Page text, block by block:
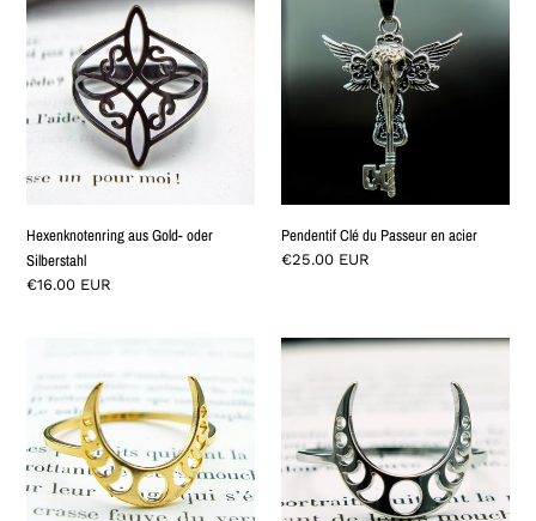
aus
Gold-
oder
Silberstahl
Hexenknotenring aus Gold- oder
Silberstahl
Normaler
€16.00 EUR
Passeur
en
Pendentif Clé du Passeur en acier
Normaler
€25.00 EUR
en
acier
couleur
or
Bague
couleur
argent